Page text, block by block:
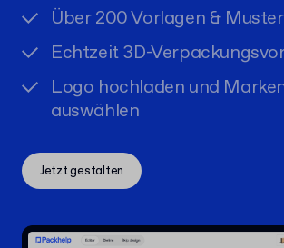
Über 200 Vorlagen & Muster
Echtzeit 3D-
Logo hochladen und
auswählen
Jetzt gestalten